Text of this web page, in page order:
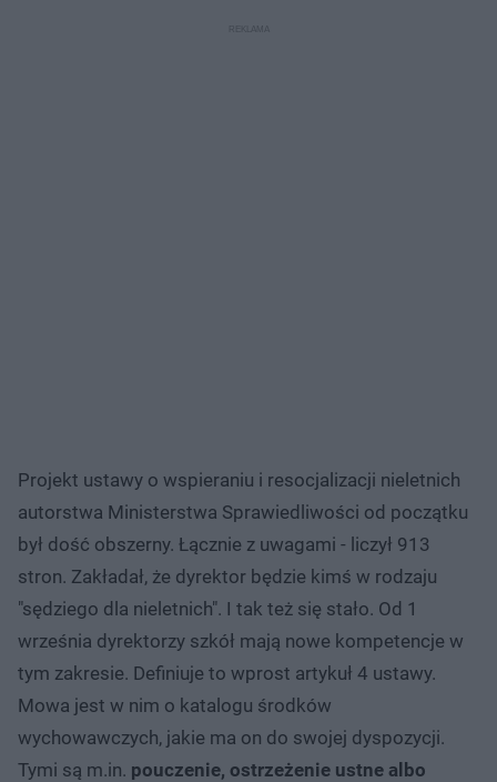
Projekt ustawy o wspieraniu i resocjalizacji nieletnich
autorstwa Ministerstwa Sprawiedliwości od początku
był dość obszerny. Łącznie z uwagami - liczył 913
stron. Zakładał, że dyrektor będzie kimś w rodzaju
"sędziego dla nieletnich". I tak też się stało. Od 1
września dyrektorzy szkół mają nowe kompetencje w
tym zakresie. Definiuje to wprost artykuł 4 ustawy.
Mowa jest w nim o katalogu środków
wychowawczych, jakie ma on do swojej dyspozycji.
Tymi są m.in. pouczenie, ostrzeżenie ustne albo